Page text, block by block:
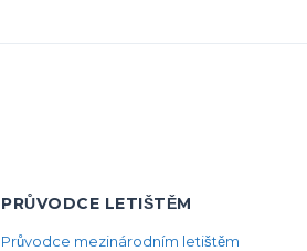
PRŮVODCE LETIŠTĚM
Průvodce mezinárodním letištěm